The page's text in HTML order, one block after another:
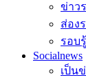
ข่าว
ส่อง
รอบ
Socialnews
เป็น